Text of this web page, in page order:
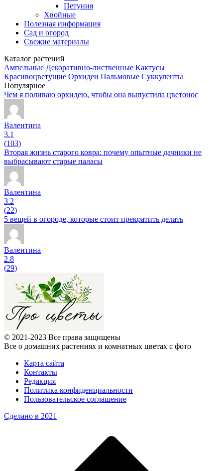
Петуния
Хвойные
Полезная информация
Сад и огород
Свежие материалы
Каталог растений
Ампельные Декоративно-лиственные Кактусы
Красивоцветущие Орхидеи Пальмовые Суккуленты
Популярное
Чем я поливаю орхидею, чтобы она выпустила цветонос
Валентина
3.1
(103)
Вторая жизнь старого ковра: почему опытные дачники не
выбрасывают старые паласы
Валентина
3.2
(22)
5 вещей в огороде, которые стоит прекратить делать
Валентина
2.8
(29)
© 2021-2023 Все права защищены
Все о домашних растениях и комнатных цветах с фото
Карта сайта
Контакты
Редакция
Политика конфиденциальности
Пользовательское соглашение
Сделано в 2021